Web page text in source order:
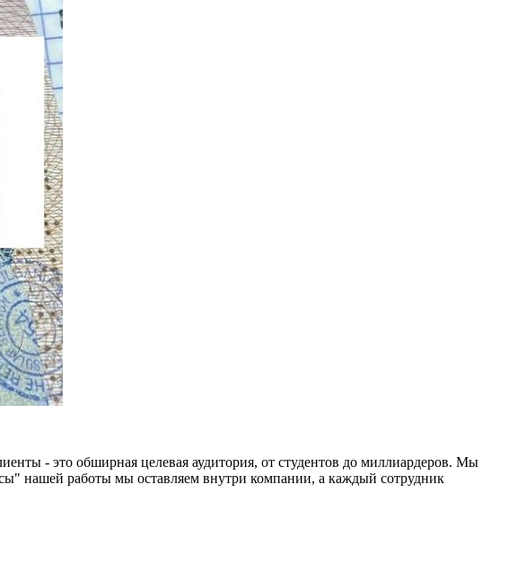
- это обширная целевая аудитория, от студентов до миллиардеров. Мы
нашей работы мы оставляем внутри компании, а каждый сотрудник